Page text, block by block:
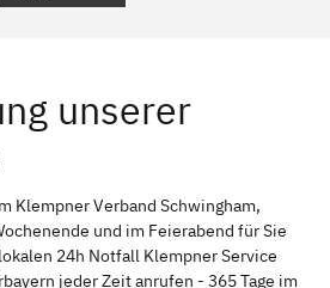
Bamberg
Passau
Rudelsdorf, Mittelfranken
unserer
Klempner Verband Schwingham,
und im Feierabend für Sie
24h Notfall Klempner Service
jeder Zeit anrufen - 365 Tage im